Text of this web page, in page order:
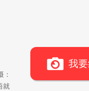
就
我